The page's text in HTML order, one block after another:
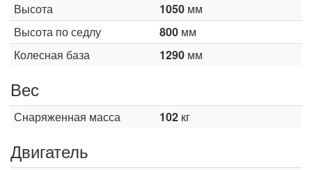
Высота
1050 мм
Высота по седлу
800 мм
Колесная база
1290 мм
Вес
Снаряженная масса 102 кг
Двигатель